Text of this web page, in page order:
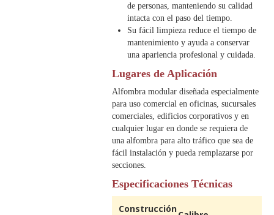
de personas, manteniendo su calidad
intacta con el paso del tiempo.
Su fácil limpieza reduce el tiempo de
mantenimiento y ayuda a conservar
una apariencia profesional y cuidada.
Lugares de Aplicación
Alfombra modular diseñada especialmente
para uso comercial en oficinas, sucursales
comerciales, edificios corporativos y en
cualquier lugar en donde se requiera de
una alfombra para alto tráfico que sea de
fácil instalación y pueda remplazarse por
secciones.
Especificaciones Técnicas
Construcción